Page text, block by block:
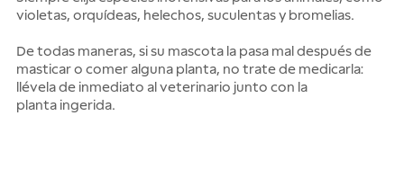
violetas, orquídeas, helechos, suculentas y bromelias.
De todas maneras, si su mascota la pasa mal después de
masticar o comer alguna planta, no trate de medicarla:
llévela de inmediato al veterinario junto con la
planta ingerida.